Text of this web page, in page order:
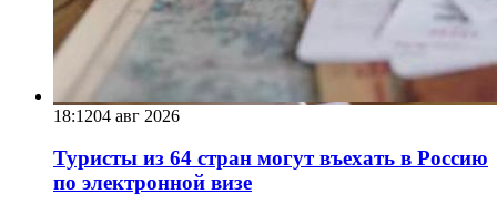
18:1204 авг 2026
Туристы из 64 стран могут въехать в Россию
по электронной визе